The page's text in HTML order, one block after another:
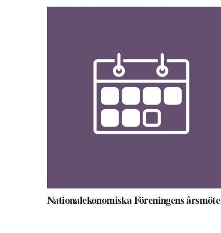
Nationalekonomiska Föreningens årsmöte